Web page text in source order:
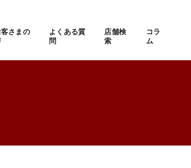
客さまの
よくある質
問
店舗検
索
コラ
ム